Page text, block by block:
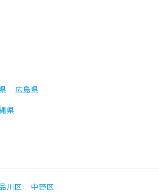
広島県
県
川区
中野区